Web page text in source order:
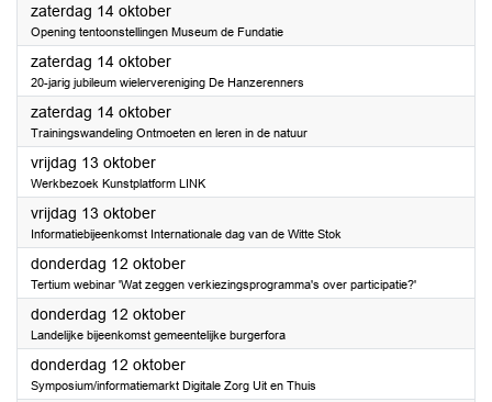
zaterdag 14 oktober2023
Opening tentoonstellingen Museum de Fundatie
zaterdag 14 oktober2023
20-jarig jubileum wielervereniging De Hanzerenners
zaterdag 14 oktober2023
Trainingswandeling Ontmoeten en leren in de natuur
vrijdag 13 oktober2023
Werkbezoek Kunstplatform LINK
vrijdag 13 oktober2023
Informatiebijeenkomst Internationale dag van de Witte Stok
donderdag 12 oktober2023
Tertium webinar 'Wat zeggen verkiezingsprogramma's over participatie?'
donderdag 12 oktober2023
Landelijke bijeenkomst gemeentelijke burgerfora
donderdag 12 oktober2023
Symposium/informatiemarkt Digitale Zorg Uit en Thuis